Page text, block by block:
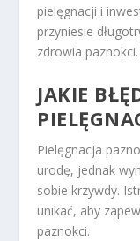
pielęgnacji i
przyniesie
zdrowia paznokci.
JAKIE
Pielęgnacja
urodę, jednak
sobie krzywdy.
unikać, aby
paznokci.